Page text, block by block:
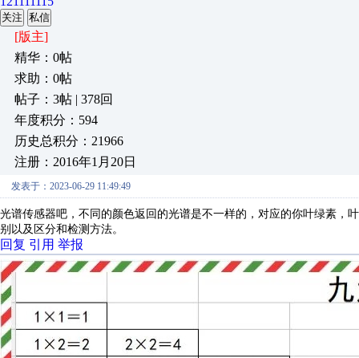
关注 私信
[版主]
精华：0帖
求助：0帖
帖子：3帖 | 378回
年度积分：594
历史总积分：21966
注册：2016年1月20日
发表于：2023-06-29 11:49:49
光谱传感器吧，不同的颜色返回的光谱是不一样的，对应的你叶绿素，
别以及区分和检测方法。
回复 引用 举报